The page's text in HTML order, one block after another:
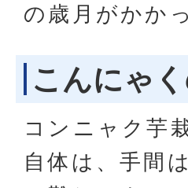
の歳月がかか
こんにゃ
コンニャク芋
自体は、手間